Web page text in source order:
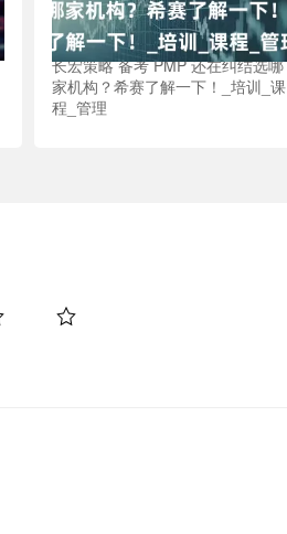
长宏策略 备考 PMP 还在纠结选哪
家机构？希赛了解一下！_培训_课
程_管理